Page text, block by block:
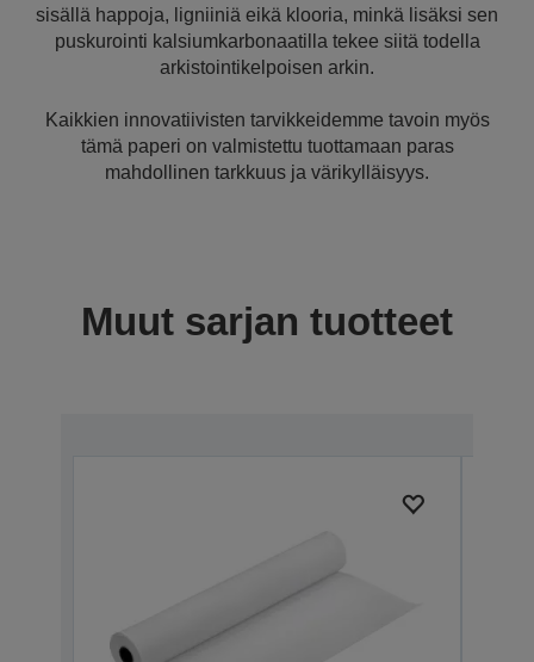
sisällä happoja, ligniiniä eikä klooria, minkä lisäksi sen
puskurointi kalsiumkarbonaatilla tekee siitä todella
arkistointikelpoisen arkin.
Kaikkien innovatiivisten tarvikkeidemme tavoin myös
tämä paperi on valmistettu tuottamaan paras
mahdollinen tarkkuus ja värikylläisyys.
Muut sarjan tuotteet